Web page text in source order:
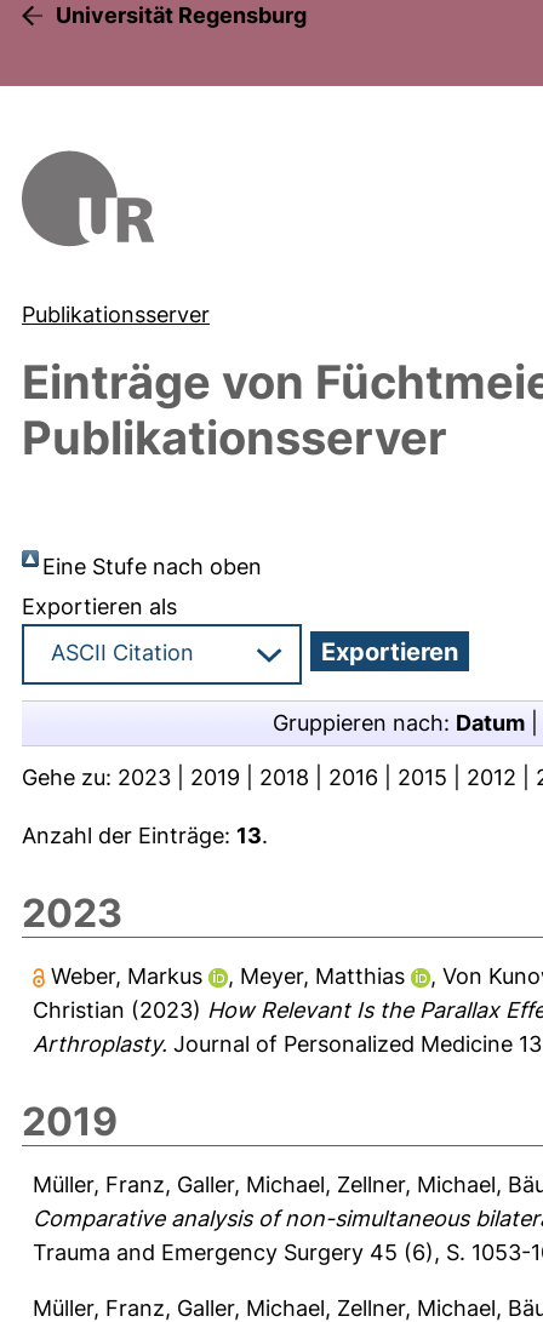
Universität Regensburg
Publikationsserver
Einträge von
Publikationsserver
Eine Stufe nach oben
Exportieren als
Gruppieren nach: Datum
Gehe zu: 2023 2019 2018 2016 2015 2012
Anzahl der Einträge: 13.
2023
Weber, Markus , Meyer, Matthias , Von
Christian (2023) How Relevant Is the Parallax
Arthroplasty. Journal of Personalized Medicine
2019
Müller, Franz, Galler, Michael, Zellner, Michael,
Comparative analysis of non-simultaneous
Trauma and Emergency Surgery 45 (6), S. 1053-
Müller, Franz, Galler, Michael, Zellner, Michael,